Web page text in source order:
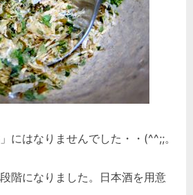
にはなりませんでした・・(^^;;。
階になりました。日本酒を用意